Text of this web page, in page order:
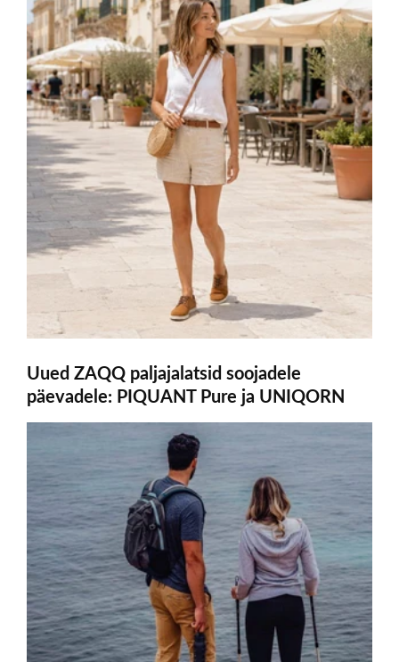
Uued ZAQQ paljajalatsid soojadele
päevadele: PIQUANT Pure ja UNIQORN